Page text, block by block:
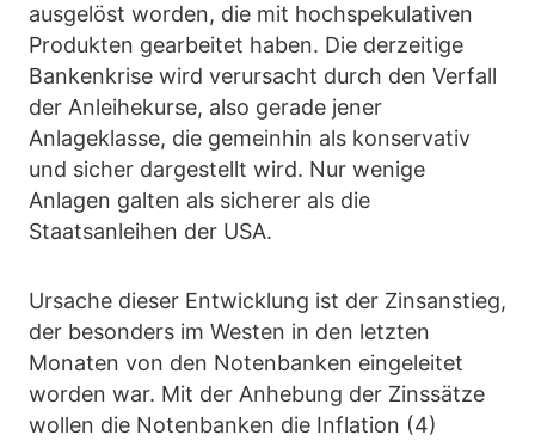
ausgelöst worden, die mit hochspekulativen
Produkten gearbeitet haben. Die derzeitige
Bankenkrise wird verursacht durch den Verfall
der Anleihekurse, also gerade jener
Anlageklasse, die gemeinhin als konservativ
und sicher dargestellt wird. Nur wenige
Anlagen galten als sicherer als die
Staatsanleihen der USA.
Ursache dieser Entwicklung ist der Zinsanstieg,
der besonders im Westen in den letzten
Monaten von den Notenbanken eingeleitet
worden war. Mit der Anhebung der Zinssätze
wollen die Notenbanken die Inflation (4)